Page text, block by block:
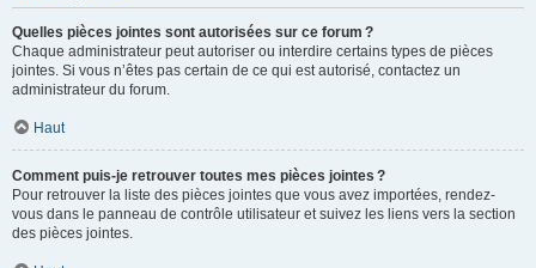
Quelles pièces jointes sont autorisées sur ce forum ?
Chaque administrateur peut autoriser ou interdire certains types de pièces
jointes. Si vous n’êtes pas certain de ce qui est autorisé, contactez un
administrateur du forum.
Haut
Comment puis-je retrouver toutes mes pièces jointes ?
Pour retrouver la liste des pièces jointes que vous avez importées, rendez-
vous dans le panneau de contrôle utilisateur et suivez les liens vers la section
des pièces jointes.